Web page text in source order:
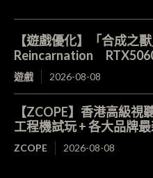
【遊戲優化】「合成之
Reincarnation
遊戲 2026-08-08
【ZCOPE】香港高級視
工程機試玩 + 各大品牌
ZCOPE 2026-08-08